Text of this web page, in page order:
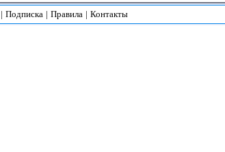
| Подписка | Правила | Контакты